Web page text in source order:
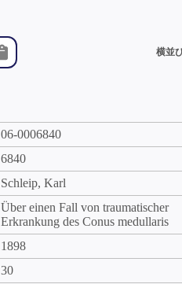
横並
06-0006840
6840
Schleip, Karl
Über einen Fall von traumatischer
Erkrankung des Conus medullaris
1898
30